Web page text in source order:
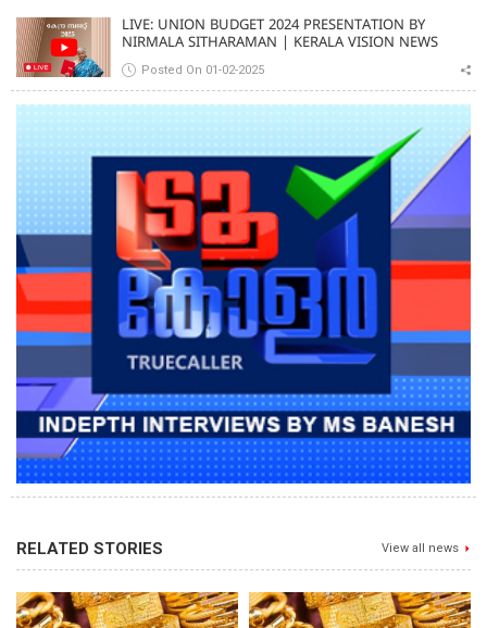
LIVE: UNION BUDGET 2024 PRESENTATION BY
NIRMALA SITHARAMAN | KERALA VISION NEWS
Posted On 01-02-2025
RELATED STORIES View all news